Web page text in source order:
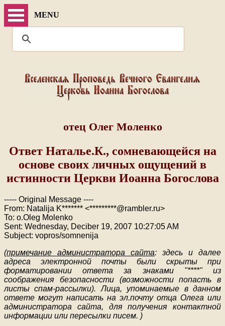
MENU
отец Олег Моленко
Ответ Наталье.К., сомневающейся на
основе своих личных ощущений в
истинности Церкви Иоанна Богослова
----- Original Message ----
From: Natalija K******* <*********@rambler.ru>
To: o.Oleg Molenko
Sent: Wednesday, Deciber 19, 2007 10:27:05 AM
Subject: vopros/somnenija
(примечание администратора сайта: здесь и далее
адреса электронной почты были скрыты при
форматировании ответа за знаками "****" из
соображения безопасности (возможности попасть в
листы спам-рассылки). Лица, упоминаемые в данном
ответе могут написать на эл.почту отца Олега или
администратора сайта, для получения контактной
информации или пересылки писем. )